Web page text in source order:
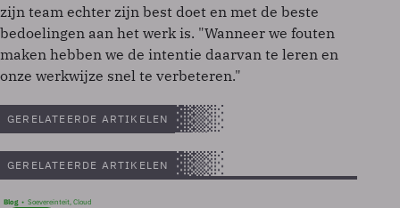
zijn team echter zijn best doet en met de beste
bedoelingen aan het werk is. "Wanneer we fouten
maken hebben we de intentie daarvan te leren en
onze werkwijze snel te verbeteren."
GERELATEERDE ARTIKELEN
GERELATEERDE ARTIKELEN
Blog Soevereinteit, Cloud